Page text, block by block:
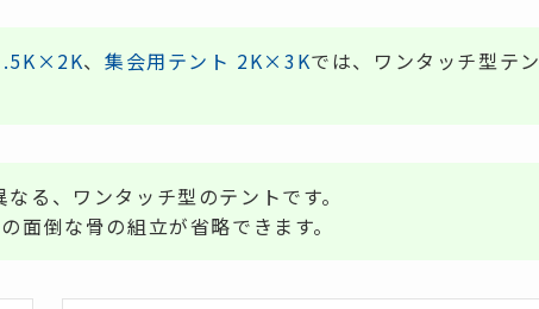
、集会用テント 2K×3Kでは、ワンタッチ型テン
る、ワンタッチ型のテントです。
面倒な骨の組立が省略できます。